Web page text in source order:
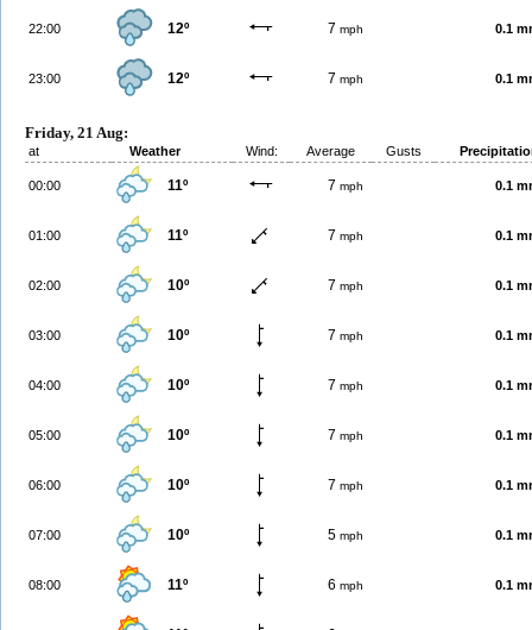
22:00 12º 7 mph 0.1
23:00 12º 7 mph 0.1
Friday, 21 Aug:
at Weather Wind: Average Gusts
00:00 11º 7 mph 0.1
01:00 11º 7 mph 0.1
02:00 10º 7 mph 0.1
03:00 10º 7 mph 0.1
04:00 10º 7 mph 0.1
05:00 10º 7 mph 0.1
06:00 10º 7 mph 0.1
07:00 10º 5 mph 0.1
08:00 11º 6 mph 0.1